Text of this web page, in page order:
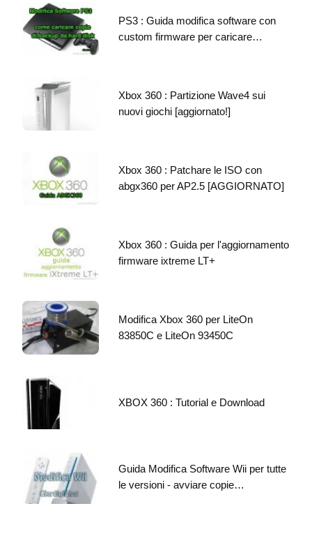
PS3 : Guida modifica software con
custom firmware per caricare…
Xbox 360 : Partizione Wave4 sui
nuovi giochi [aggiornato!]
Xbox 360 : Patchare le ISO con
abgx360 per AP2.5 [AGGIORNATO]
Xbox 360 : Guida per l'aggiornamento
firmware ixtreme LT+
Modifica Xbox 360 per LiteOn
83850C e LiteOn 93450C
XBOX 360 : Tutorial e Download
Guida Modifica Software Wii per tutte
le versioni - avviare copie…